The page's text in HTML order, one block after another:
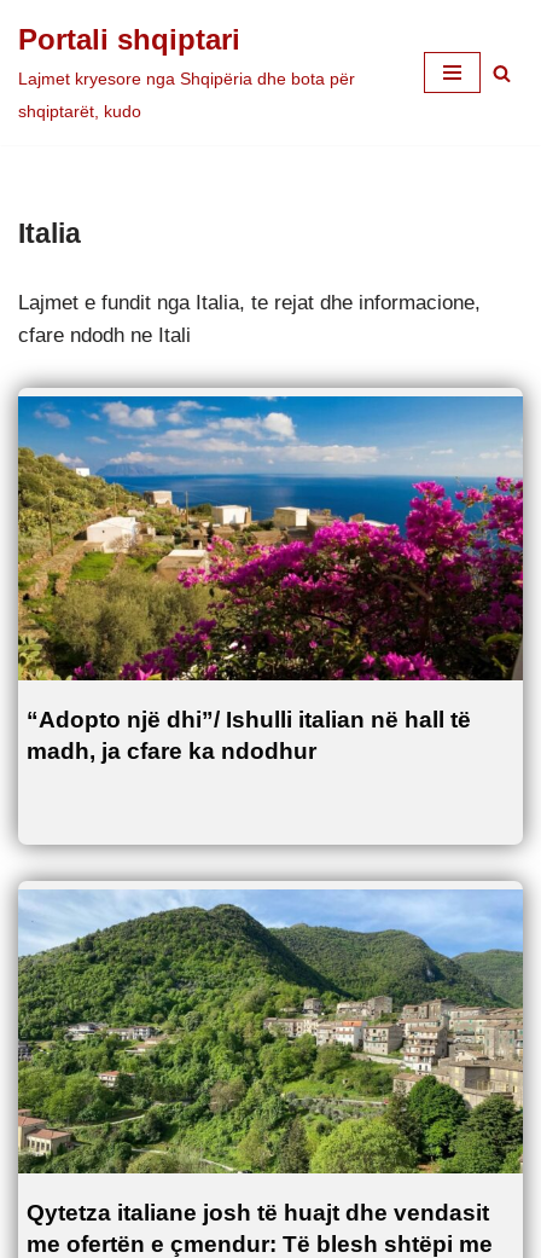
Skip
to
Portali shqiptari
Lajmet kryesore nga Shqipëria dhe bota për
shqiptarët, kudo
Italia
Lajmet e fundit nga Italia, te rejat dhe informacione,
cfare ndodh ne Itali
“Adopto një dhi”/ Ishulli italian në hall të
madh, ja cfare ka ndodhur
Qytetza italiane josh të huajt dhe vendasit
me ofertën e çmendur: Të blesh shtëpi me